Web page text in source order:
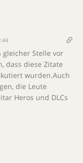
gleicher Stelle vor
dass diese Zitate
wurden.Auch
die Leute
Heros und DLCs